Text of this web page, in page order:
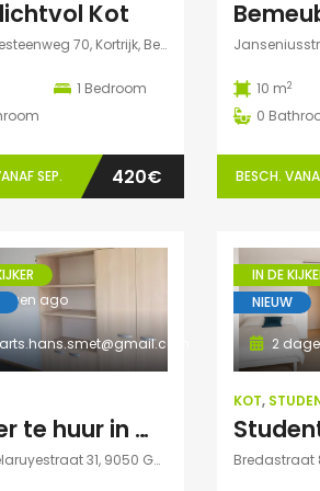
Kot
Doorniksesteenweg 70, Kortrijk, België
1 Bedroom
SEP. 420€
10 m2
0
BESCH.
ago
Kamer te huur in Gent
Lieven Delaruyestraat 31, 9050 Gent, België
IN DE
NIEUW
2
KOT,
750€
Willem Herreynsstraat 42,